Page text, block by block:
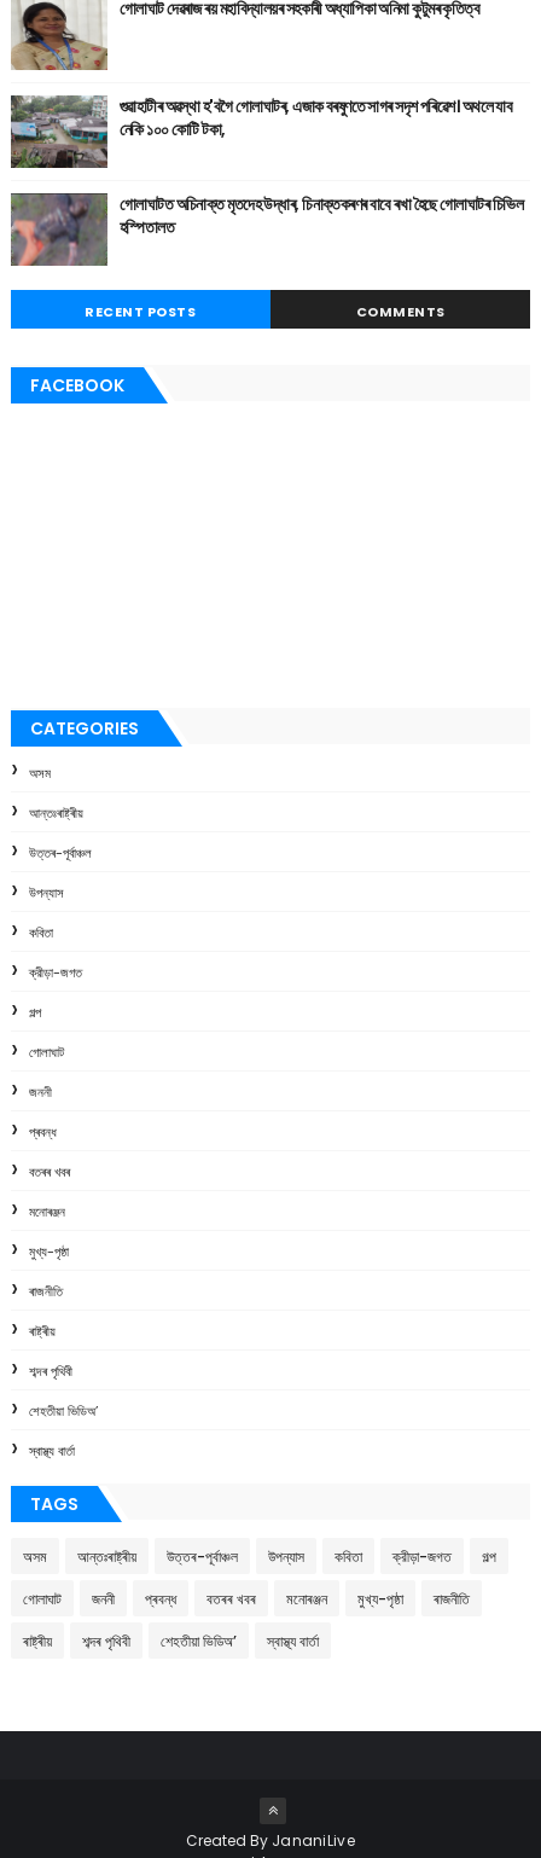
গোলাঘাট দেৱৰাজ ৰয় মহাবিদ্যালয়ৰ সহকাৰী অধ্যাপিকা অনিমা কুটুমৰ কৃতিত্ব
গুৱাহাটীৰ অৱস্থা হ'বগৈ গোলাঘাটৰ, এজাক বৰষুণতে সাগৰ সদৃশ পৰিৱেশ। অথলে যাব
নেকি ১০০ কোটি টকা,
গোলাঘাটত অচিনাক্ত মৃতদেহ উদ্ধাৰ, চিনাক্তকৰণৰ বাবে ৰখা হৈছে গোলাঘাটৰ চিভিল
হস্পিতালত
RECENT POSTS COMMENTS
FACEBOOK
CATEGORIES
অসম
আন্তঃৰাষ্ট্ৰীয়
উত্তৰ-পূৰ্বাঞ্চল
উপন্যাস
কবিতা
ক্রীড়া-জগত
গল্প
গোলাঘাট
জননী
প্ৰবন্ধ
বতৰৰ খবৰ
মনোৰঞ্জন
মুখ্য-পৃষ্ঠা
ৰাজনীতি
ৰাষ্ট্ৰীয়
শব্দৰ পৃথিবী
শেহতীয়া ভিডিঅ’
স্বাস্থ্য বাৰ্তা
TAGS
অসম আন্তঃৰাষ্ট্ৰীয় উত্তৰ-পূৰ্বাঞ্চল উপন্যাস কবিতা ক্রীড়া-জগত গল্প
গোলাঘাট জননী প্ৰবন্ধ বতৰৰ খবৰ মনোৰঞ্জন মুখ্য-পৃষ্ঠা ৰাজনীতি
ৰাষ্ট্ৰীয় শব্দৰ পৃথিবী শেহতীয়া ভিডিঅ’ স্বাস্থ্য বাৰ্তা
Created By JananiLive